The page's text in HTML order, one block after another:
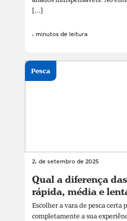
[...]
4 minutos de leitura
24 de setembro de 2025
Qual a diferença
rápida, média e
Escolher a vara de pesca certa
completamente a sua
Pesca